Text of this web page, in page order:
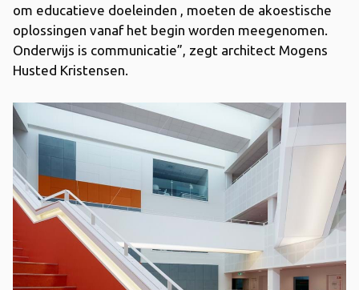
om educatieve doeleinden , moeten de akoestische
oplossingen vanaf het begin worden meegenomen.
Onderwijs is communicatie”, zegt architect Mogens
Husted Kristensen.